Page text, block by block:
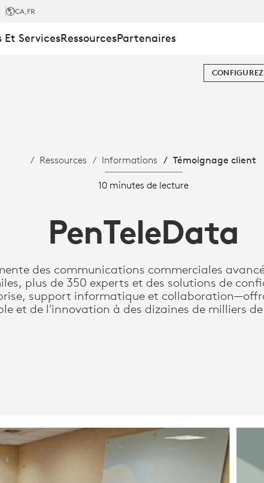
CA,FR
Et ServicesRessourcesPartenaires
Ressources Informations Témoignage client
10 minutes de lecture
PenTeleData
des communications commerciales
plus de 350 experts et des solutions de
support informatique et
et de l'innovation à des dizaines de milliers